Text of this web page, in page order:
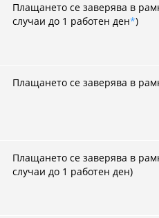
Плащането се заверява в
случаи до 1 работен ден*)
Плащането се заверява в
Плащането се заверява в
случаи до 1 работен ден)